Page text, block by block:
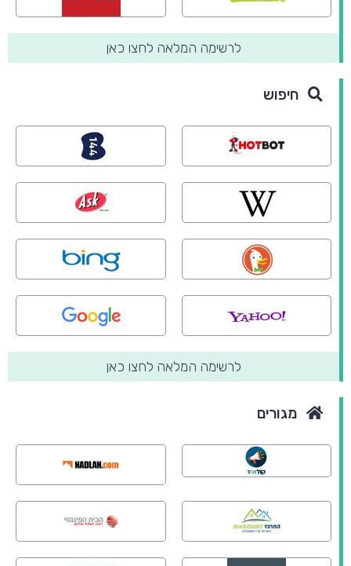
לרשימה המלאה לחצו כאן
חיפוש
לרשימה המלאה לחצו כאן
מגורים